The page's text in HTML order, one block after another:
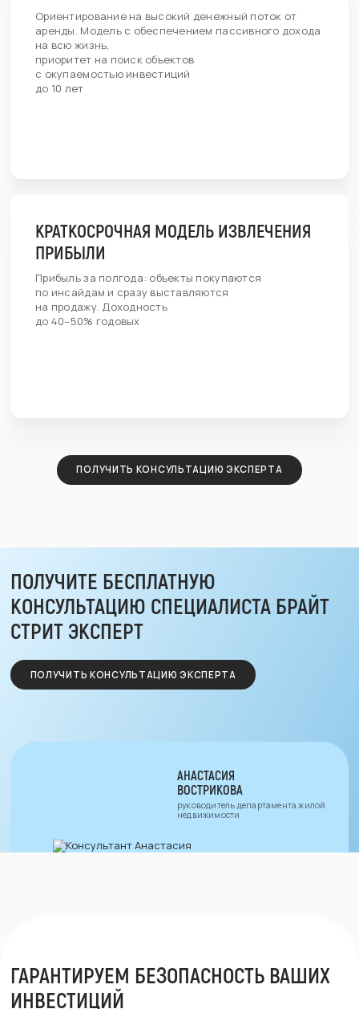
Ориентирование на высокий денежный поток от
аренды. Модель с обеспечением пассивного дохода
на всю жизнь,
приоритет на поиск объектов
с окупаемостью инвестиций
до 10 лет
КРАТКОСРОЧНАЯ МОДЕЛЬ ИЗВЛЕЧЕНИЯ
ПРИБЫЛИ
Прибыль за полгода: объекты покупаются
по инсайдам и сразу выставляются
на продажу. Доходность
до 40–50% годовых
ПОЛУЧИТЬ КОНСУЛЬТАЦИЮ ЭКСПЕРТА
ПОЛУЧИТЕ БЕСПЛАТНУЮ
КОНСУЛЬТАЦИЮ СПЕЦИАЛИСТА БРАЙТ
СТРИТ ЭКСПЕРТ
ПОЛУЧИТЬ КОНСУЛЬТАЦИЮ ЭКСПЕРТА
АНАСТАСИЯ
ВОСТРИКОВА
руководитель департамента жилой
недвижимости
ГАРАНТИРУЕМ БЕЗОПАСНОСТЬ ВАШИХ
ИНВЕСТИЦИЙ